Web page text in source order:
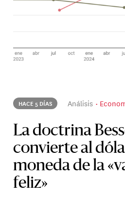
HACE 5 DÍAS Análisis
La doctrina
convierte al
moneda de la
feliz»